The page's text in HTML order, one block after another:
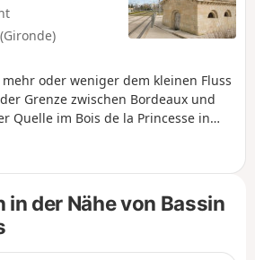
oder weniger dem kleinen Fluss
Grenze zwischen Bordeaux und
Quelle im Bois de la Princesse in
ist, außer bei sehr großer
und die mit dem Mountainbike
werden kann (der Untergrund
oder aus festgestampftem
möglich, allerdings an einigen
(Rue des As und Rue Socrate).
in der Nähe von Bassin